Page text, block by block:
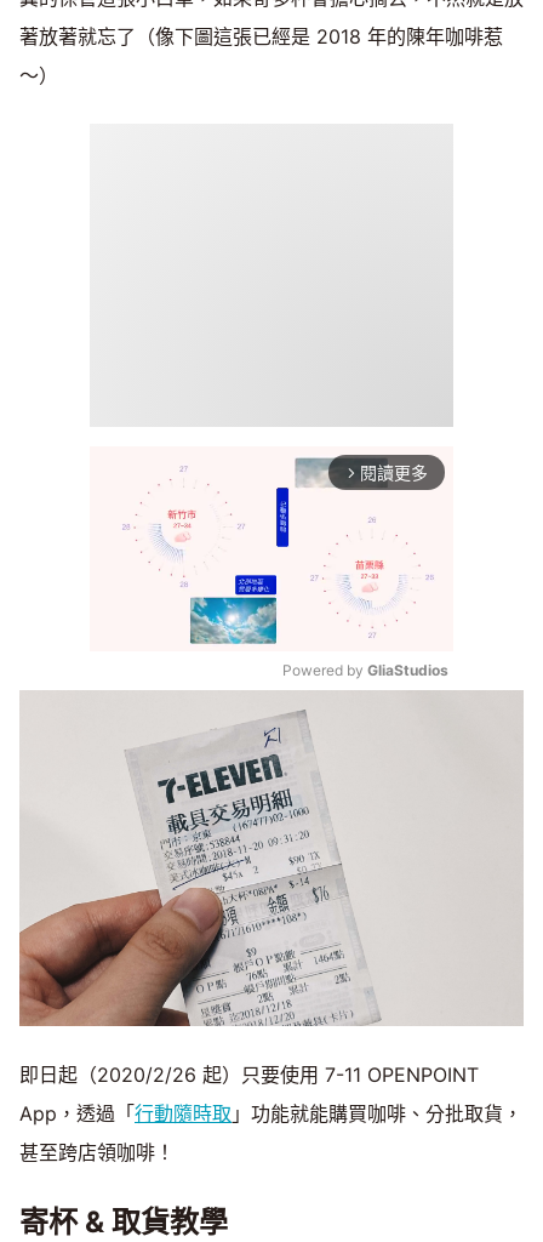
著放著就忘了（像下圖這張已經是 2018 年的陳年咖啡惹
～）
arrow_forward_ios 閱讀更多
Powered by GliaStudios
即日起（2020/2/26 起）只要使用 7-11 OPENPOINT
App，透過「行動隨時取 」功能就能購買咖啡、分批取貨，
甚至跨店領咖啡！
寄杯 & 取貨教學